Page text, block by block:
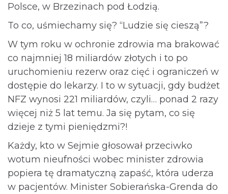
Polsce, w Brzezinach pod Łodzią.
To co, uśmiechamy się? “Ludzie się cieszą”?
W tym roku w ochronie zdrowia ma brakować
co najmniej 18 miliardów złotych i to po
uruchomieniu rezerw oraz cięć i ograniczeń w
dostępie do lekarzy. I to w sytuacji, gdy budżet
NFZ wynosi 221 miliardów, czyli… ponad 2 razy
więcej niż 5 lat temu. Ja się pytam, co się
dzieje z tymi pieniędzmi?!
Każdy, kto w Sejmie głosował przeciwko
wotum nieufności wobec minister zdrowia
popiera tę dramatyczną zapaść, która uderza
w pacjentów. Minister Sobierańska-Grenda do